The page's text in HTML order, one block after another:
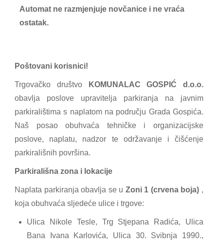
Automat ne razmjenjuje novčanice i ne vraća
ostatak.
Poštovani korisnici!
Trgovačko društvo
KOMUNALAC GOSPIĆ d.o.o.
obavlja poslove upravitelja parkiranja na javnim
parkiralištima s naplatom na području Grada Gospića.
Naš posao obuhvaća tehničke i organizacijske
poslove, naplatu, nadzor te održavanje i čišćenje
parkirališnih površina.
Parkirališna zona i lokacije
Naplata parkiranja obavlja se u Zoni 1 (crvena boja) ,
koja obuhvaća sljedeće ulice i trgove:
Ulica Nikole Tesle, Trg Stjepana Radića, Ulica
Bana Ivana Karlovića, Ulica 30. Svibnja 1990.,